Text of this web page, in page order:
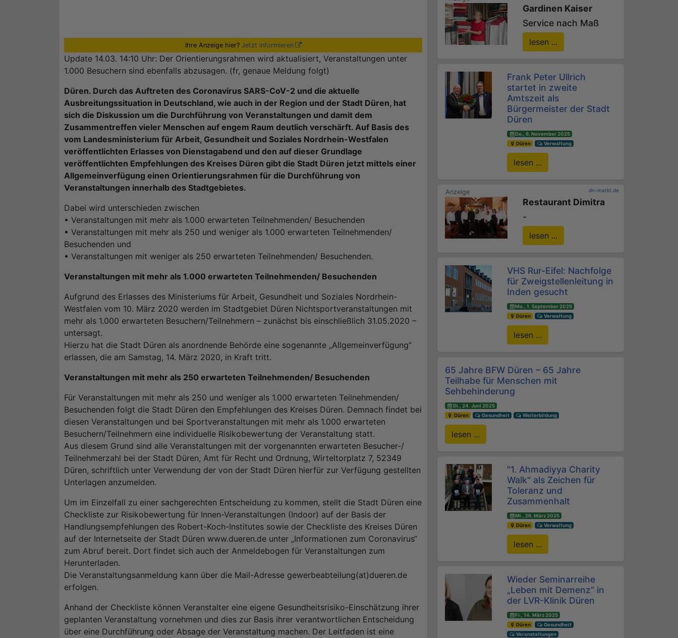
Ihre Anzeige hier? Jetzt informieren
Update 14.03. 14:10 Uhr: Der Orientierungsrahmen wird aktualisiert, Veranstaltungen unter
1.000 Besuchern sind ebenfalls abzusagen. (fr, genaue Meldung folgt)
Düren. Durch das Auftreten des Coronavirus SARS-CoV-2 und die aktuelle
Ausbreitungssituation in Deutschland, wie auch in der Region und der Stadt Düren, hat
sich die Diskussion um die Durchführung von Veranstaltungen und damit dem
Zusammentreffen vieler Menschen auf engem Raum deutlich verschärft. Auf Basis des
vom Landesministerium für Arbeit, Gesundheit und Soziales Nordrhein-Westfalen
veröffentlichten Erlasses von Dienstagabend und den auf dieser Grundlage
veröffentlichten Empfehlungen des Kreises Düren gibt die Stadt Düren jetzt mittels einer
Allgemeinverfügung einen Orientierungsrahmen für die Durchführung von
Veranstaltungen innerhalb des Stadtgebietes.
Dabei wird unterschieden zwischen
• Veranstaltungen mit mehr als 1.000 erwarteten Teilnehmenden/ Besuchenden
• Veranstaltungen mit mehr als 250 und weniger als 1.000 erwarteten Teilnehmenden/
Besuchenden und
• Veranstaltungen mit weniger als 250 erwarteten Teilnehmenden/ Besuchenden.
Veranstaltungen mit mehr als 1.000 erwarteten Teilnehmenden/ Besuchenden
Aufgrund des Erlasses des Ministeriums für Arbeit, Gesundheit und Soziales Nordrhein-
Westfalen vom 10. März 2020 werden im Stadtgebiet Düren Nichtsportveranstaltungen mit
mehr als 1.000 erwarteten Besuchern/Teilnehmern – zunächst bis einschließlich 31.05.2020 –
untersagt.
Hierzu hat die Stadt Düren als anordnende Behörde eine sogenannte „Allgemeinverfügung“
erlassen, die am Samstag, 14. März 2020, in Kraft tritt.
Veranstaltungen mit mehr als 250 erwarteten Teilnehmenden/ Besuchenden
Für Veranstaltungen mit mehr als 250 und weniger als 1.000 erwarteten Teilnehmenden/
Besuchenden folgt die Stadt Düren den Empfehlungen des Kreises Düren. Demnach findet bei
diesen Veranstaltungen und bei Sportveranstaltungen mit mehr als 1.000 erwarteten
Besuchern/Teilnehmern eine individuelle Risikobewertung der Veranstaltung statt.
Aus diesem Grund sind alle Veranstaltungen mit der vorgenannten erwarteten Besucher-/
Teilnehmerzahl bei der Stadt Düren, Amt für Recht und Ordnung, Wirteltorplatz 7, 52349
Düren, schriftlich unter Verwendung der von der Stadt Düren hierfür zur Verfügung gestellten
Unterlagen anzumelden.
Um im Einzelfall zu einer sachgerechten Entscheidung zu kommen, stellt die Stadt Düren eine
Checkliste zur Risikobewertung für Innen-Veranstaltungen (Indoor) auf der Basis der
Handlungsempfehlungen des Robert-Koch-Institutes sowie der Checkliste des Kreises Düren
auf der Internetseite der Stadt Düren www.dueren.de unter „Informationen zum Coronavirus“
zum Abruf bereit. Dort findet sich auch der Anmeldebogen für Veranstaltungen zum
Herunterladen.
Die Veranstaltungsanmeldung kann über die Mail-Adresse gewerbeabteilung(at)dueren.de
erfolgen.
Anhand der Checkliste können Veranstalter eine eigene Gesundheitsrisiko-Einschätzung ihrer
geplanten Veranstaltung vornehmen und dies zur Basis ihrer verantwortlichen Entscheidung
über eine Durchführung oder Absage der Veranstaltung machen. Der Leitfaden ist eine
Gardinen Kaiser
Service nach Maß
lesen ...
Frank Peter Ullrich
startet in zweite
Amtszeit als
Bürgermeister der Stadt
Düren
Do., 6. November 2025
Düren
Verwaltung
lesen ...
dn-markt.de
Restaurant Dimitra
-
lesen ...
VHS Rur-Eifel: Nachfolge
für Zweigstellenleitung in
Inden gesucht
Mo., 1. September 2025
Düren
Verwaltung
lesen ...
65 Jahre BFW Düren – 65 Jahre
Teilhabe für Menschen mit
Sehbehinderung
Di., 24. Juni 2025
Düren
Gesundheit Weiterbildung
lesen ...
"1. Ahmadiyya Charity
Walk" als Zeichen für
Toleranz und
Zusammenhalt
Mi., 26. März 2025
Düren
Verwaltung
lesen ...
Wieder Seminarreihe
„Leben mit Demenz“ in
der LVR-Klinik Düren
Fr., 14. März 2025
Düren
Gesundheit
Veranstaltungen